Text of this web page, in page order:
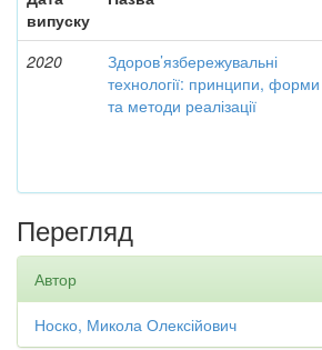
випуску
2020
Здоров’язбережувальні
технології: принципи, форми
та методи реалізації
Перегляд
Автор
Носко, Микола Олексійович